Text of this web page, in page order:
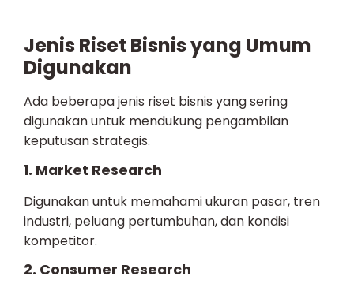
Jenis Riset Bisnis yang Umum
Digunakan
Ada beberapa jenis riset bisnis yang sering
digunakan untuk mendukung pengambilan
keputusan strategis.
1. Market Research
Digunakan untuk memahami ukuran pasar, tren
industri, peluang pertumbuhan, dan kondisi
kompetitor.
2. Consumer Research